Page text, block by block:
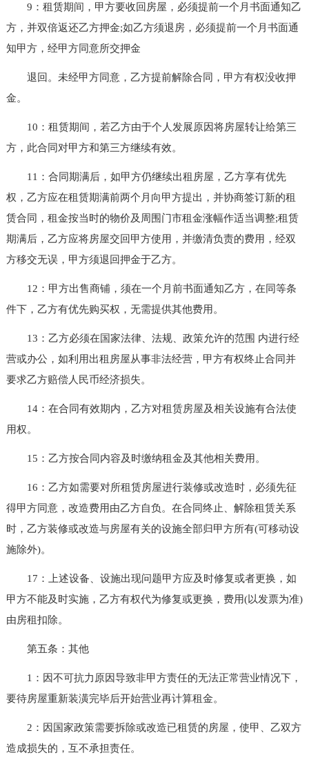
9：租赁期间，甲方要收回房屋，必须提前一个月书面通知乙
方，并双倍返还乙方押金;如乙方须退房，必须提前一个月书面通
知甲方，经甲方同意所交押金
退回。未经甲方同意，乙方提前解除合同，甲方有权没收押
金。
10：租赁期间，若乙方由于个人发展原因将房屋转让给第三
方，此合同对甲方和第三方继续有效。
11：合同期满后，如甲方仍继续出租房屋，乙方享有优先
权，乙方应在租赁期满前两个月向甲方提出，并协商签订新的租
赁合同，租金按当时的物价及周围门市租金涨幅作适当调整;租赁
期满后，乙方应将房屋交回甲方使用，并缴清负责的费用，经双
方移交无误，甲方须退回押金于乙方。
12：甲方出售商铺，须在一个月前书面通知乙方，在同等条
件下，乙方有优先购买权，无需提供其他费用。
13：乙方必须在国家法律、法规、政策允许的范围 内进行经
营或办公，如利用出租房屋从事非法经营，甲方有权终止合同并
要求乙方赔偿人民币经济损失。
14：在合同有效期内，乙方对租赁房屋及相关设施有合法使
用权。
15：乙方按合同内容及时缴纳租金及其他相关费用。
16：乙方如需要对所租赁房屋进行装修或改造时，必须先征
得甲方同意，改造费用由乙方自负。在合同终止、解除租赁关系
时，乙方装修或改造与房屋有关的设施全部归甲方所有(可移动设
施除外)。
17：上述设备、设施出现问题甲方应及时修复或者更换，如
甲方不能及时实施，乙方有权代为修复或更换，费用(以发票为准)
由房租扣除。
第五条：其他
1：因不可抗力原因导致非甲方责任的无法正常营业情况下，
要待房屋重新装潢完毕后开始营业再计算租金。
2：因国家政策需要拆除或改造已租赁的房屋，使甲、乙双方
造成损失的，互不承担责任。